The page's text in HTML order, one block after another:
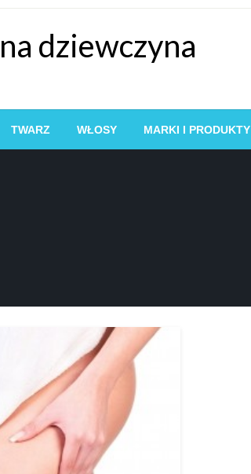
dziewczyna
TWARZ WŁOSY MARKI I PRODUKTY